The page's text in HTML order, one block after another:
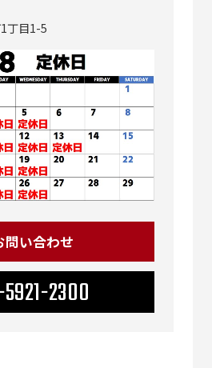
丁目1-5
問い合わせ
2300